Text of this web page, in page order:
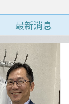
最新消息